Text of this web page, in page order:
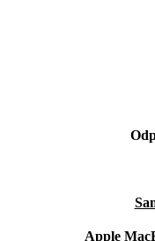
Apple